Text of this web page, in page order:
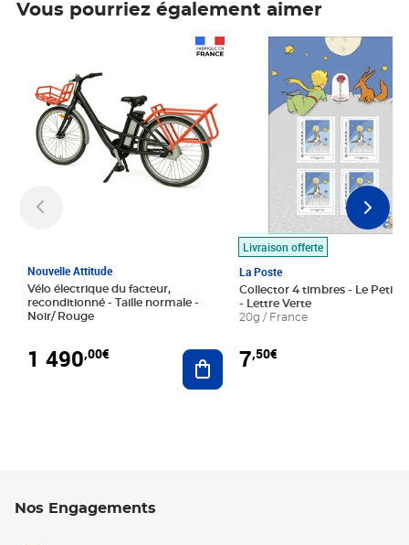
Vous pourriez également aimer
Nouvelle Attitude
Vélo électrique du facteur,
reconditionné - Taille normale -
Noir/ Rouge
1 490,00€ Ajouter au panier
Livraison offerte
La Poste
Collector 4 timbres - Le Petit
- Lettre Verte
20g / France
7,50€
Prix 7,50€
Nos Engagements